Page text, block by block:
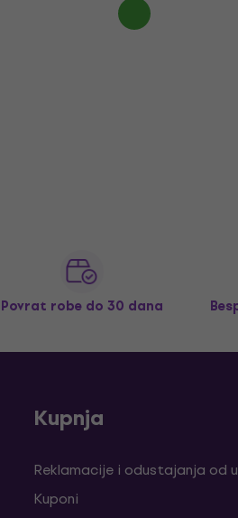
Povrat robe do 30 dana
Kupnja
Reklamacije i odustajanja od
Kuponi